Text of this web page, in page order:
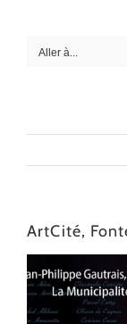
Aller à...
ArtCité,